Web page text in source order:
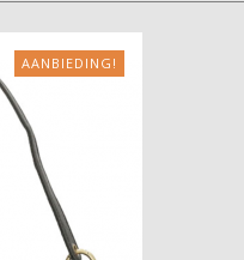
AANBIEDING!